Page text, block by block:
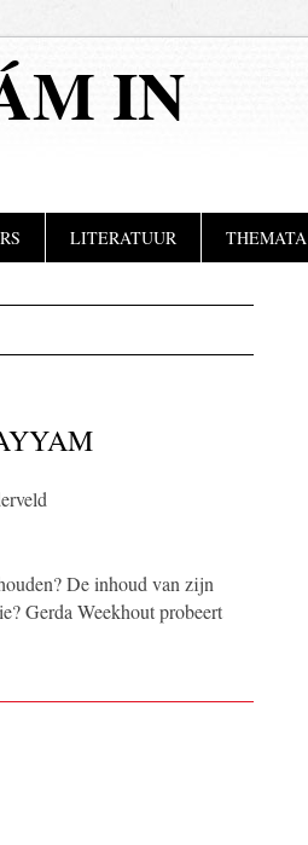
IN
LITERATUUR THEMATA
De inhoud van zijn
Gerda Weekhout probeert